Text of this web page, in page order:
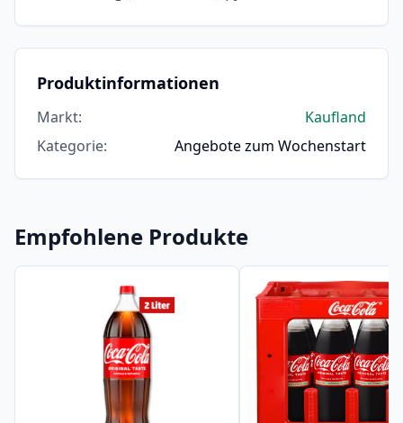
Produktinformationen
Markt:
Kaufland
Kategorie: Angebote zum Wochenstart
Empfohlene Produkte